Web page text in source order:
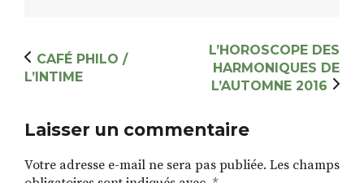
CAFÉ PHILO /
L’INTIME
L’HOROSCOPE DES
HARMONIQUES DE
L’AUTOMNE 2016
Laisser un commentaire
Votre adresse e-mail ne sera pas publiée. Les champs